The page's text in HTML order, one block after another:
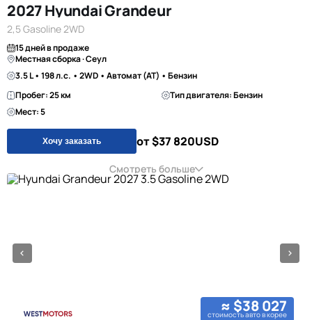
2027 Hyundai Grandeur
2,5 Gasoline 2WD
15 дней в продаже
Местная сборка · Сеул
3.5 L • 198 л.с. • 2WD • Автомат (AT) • Бензин
Пробег: 25 км
Тип двигателя: Бензин
Мест: 5
Хочу заказать от $37 820USD
Смотреть больше
≈ $38 027
стоимость авто в корее